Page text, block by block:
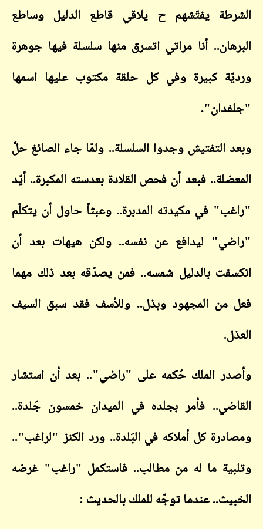
يفتّشهم ح يلاقي قاطع الدليل وساطع
أنا مراتي اتسرق منها سلسلة فيها جوهرة
كبيرة وفي كل حلقة مكتوب عليها اسمها
التفتيش وجدوا السلسلة.. ولمّا جاء الصائغ حلَّ
فبعد أن فحص القلادة بعدسته المكبرة.. أيّد
في مكيدته المدبرة.. وعبثاً حاول أن يتكلّم
ليدافع عن نفسه.. ولكن هيهات بعد أن
بالدليل شمسه.. فمن يصدّقه بعد ذلك مهما
المجهود وبذل.. وللأسف فقد سبق السيف
الملك حُكمه على "راضي".. بعد أن استشار
فأمر بجلده في الميدان خمسون جَلدة..
كل أملاكه في البَلدة.. ورد الكنز "لراغب"..
ما له من مطالب.. فاستكمل "راغب" غرضه
عندما توجّه للملك بالحديث :